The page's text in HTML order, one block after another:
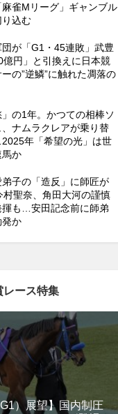
雀Mリーグ」ギャンブル
込む
が「G1・45連敗」武豊
億円」と引換えに日本競
の”逆鱗”に触れた凋落の
の1年。かつての相棒ソ
ナムラクレアが乗り替
年「希望の光」は世
馬か
弟子の「造反」に師匠が
村聖奈、角田大河の謹慎
揮も…安田記念前に師弟
発か
レース特集
）展望】国内制圧